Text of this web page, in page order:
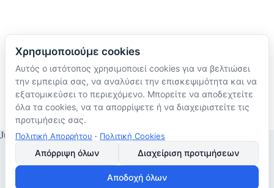
Ακολουθήστε μας
TikTok
Instagram
Facebook
JustMyHome © Copyright 2026
Χρησιμοποιούμε cookies
Αυτός ο ιστότοπος χρησιμοποιεί cookies για να βελτιώσει
την εμπειρία σας, να αναλύσει την επισκεψιμότητα και να
εξατομικεύσει το περιεχόμενο. Μπορείτε να αποδεχτείτε
όλα τα cookies, να τα απορρίψετε ή να διαχειριστείτε τις
προτιμήσεις σας.
Πολιτική Απορρήτου · Πολιτική Cookies
Απόρριψη όλων Διαχείριση προτιμήσεων
Αποδοχή όλων